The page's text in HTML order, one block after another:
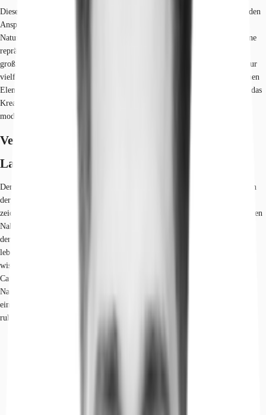
Dieses charaktervolle Bürogebäude verbindet historische Bausubstanz mit den
Ansprüchen an eine moderne Arbeitswelt. Die sanierte Fassade aus hellem
Naturstein verleiht dem denkmalgeschützten Bau aus den 1930er Jahren eine
repräsentative und zugleich zeitlose Eleganz. Im Inneren eröffnen sich
großzügige und lichtdurchflutete Loftflächen, die durch ihre offene Struktur
vielfältige Nutzungskonzepte ermöglichen. Die Kombination aus historischen
Elementen und moderner Ausstattung schafft ein inspirierendes Ambiente, das
Kreativität und Produktivität fördert. Hochwertige Materialien und eine
moderne technische Infrastruktur runden das exklusive Arbeitsumfeld ab.
Verfügbare Fläche
Lage und Verkehrsanbindung
Der Standort befindet sich in einer der dynamischsten und zentralsten Lagen
der Hauptstadt, im Herzen von Berlin-Mitte. Diese erstklassige Position
zeichnet sich durch eine außergewöhnlich gute Anbindung an den öffentlichen
Nah- und Fernverkehr aus, was eine schnelle Erreichbarkeit aus allen Teilen
der Stadt und darüber hinaus gewährleistet. Das direkte Umfeld ist ein
lebendiger Mix aus Regierungsviertel, kulturellen Hotspots und
wissenschaftlichen Einrichtungen wie der Charité. Zahlreiche Restaurants,
Cafés und Geschäfte in unmittelbarer Nähe bieten eine ausgezeichnete
Nahversorgung und laden zu Pausen und nachbarschaftlichen Begegnungen
ein. Trotz der zentralen und geschäftigen Lage finden sich in der Nähe auch
ruhigere Gassen und Grünflächen, die zum Verweilen einladen.